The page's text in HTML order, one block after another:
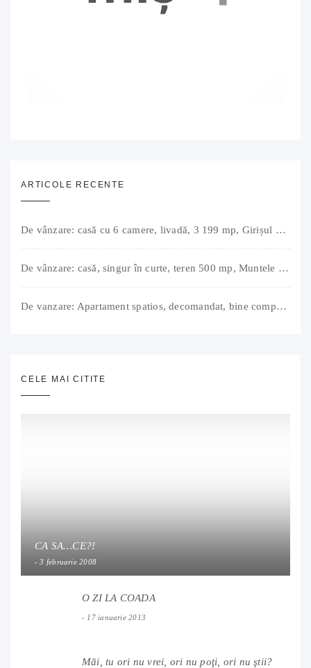
ARTICOLE RECENTE
De vânzare: casă cu 6 camere, livadă, 3 199 mp, Girișul Negru, Bihor, 42 000 Euro. Comision 0.
De vânzare: casă, singur în curte, teren 500 mp, Muntele Găina, Oradea. 157.000 € (negociabil). Comision 0.
De vanzare: Apartament spatios, decomandat, bine compartimentat, 3 camere, 2 bai, bucatarie, suprafață utilă de 64 mp + 3 balcoane (11 mp), strada Barierei, zona Dragos Voda Oradea. 89 500 E (neg). Comision 0
CELE MAI CITITE
CA SA…CE?!
3 februarie 2008
O ZI LA COADA
17 ianuarie 2013
Măi, tu ori nu vrei, ori nu poţi, ori nu ştii?